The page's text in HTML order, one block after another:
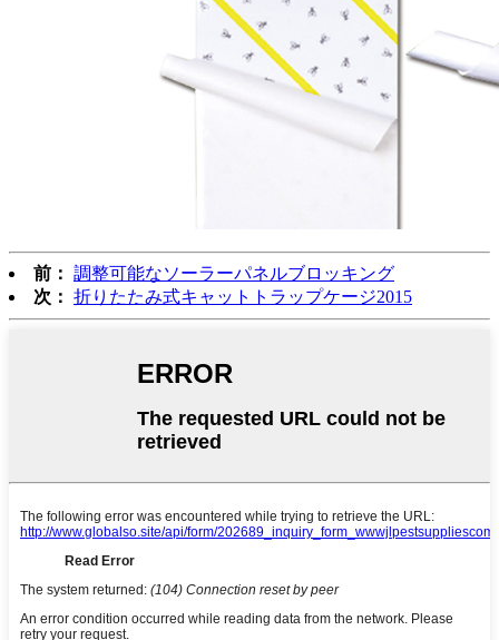
前： 調整可能なソーラーパネルブロッキング
次： 折りたたみ式キャットトラップケージ2015